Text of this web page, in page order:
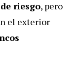
riesgo, pero
el exterior